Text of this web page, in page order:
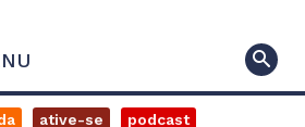
ative-se podcast